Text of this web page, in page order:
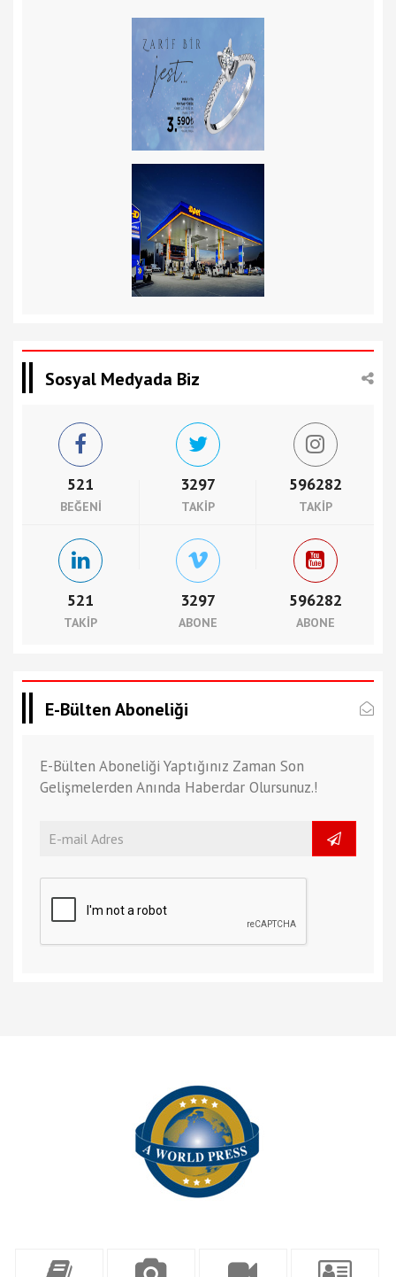
Sosyal Medyada Biz
521
BEĞENI
3297
TAKIP
596282
TAKIP
521
TAKIP
3297
ABONE
596282
ABONE
E-Bülten Aboneliği
E-Bülten Aboneliği Yaptığınız Zaman Son
Gelişmelerden Anında Haberdar Olursunuz.!